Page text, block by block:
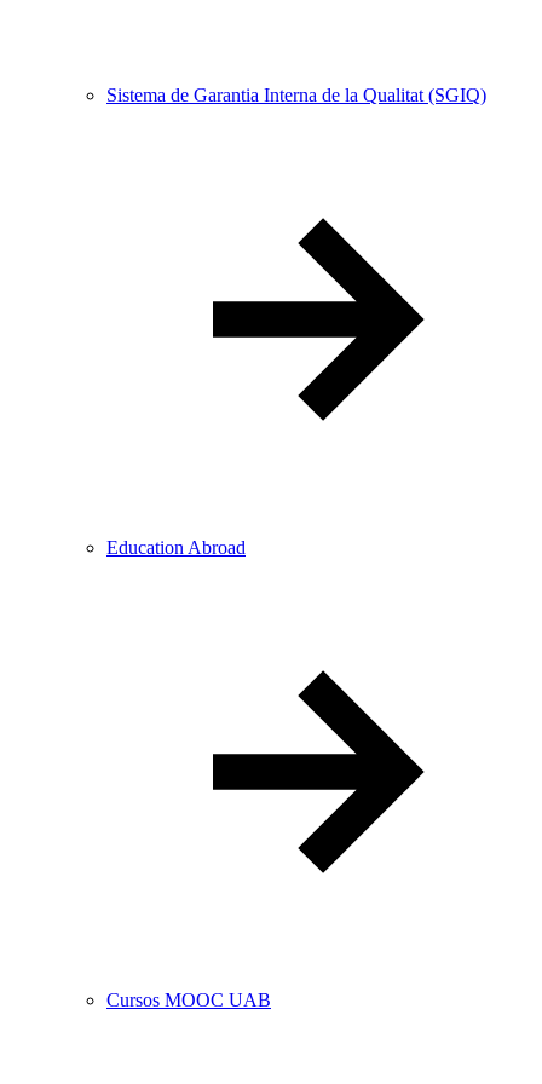
Sistema de Garantia Interna de la Qualitat (SGIQ)
Education Abroad
Cursos MOOC UAB